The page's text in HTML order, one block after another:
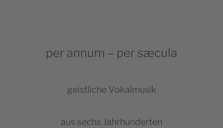
per annum – per sæcula
geistliche Vokalmusik
aus sechs Jahrhunderten